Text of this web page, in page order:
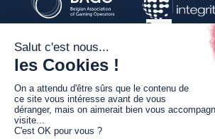
Conditions générales de vente